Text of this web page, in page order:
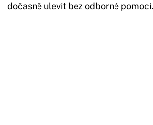
dočasně ulevit bez odborné pomoci.